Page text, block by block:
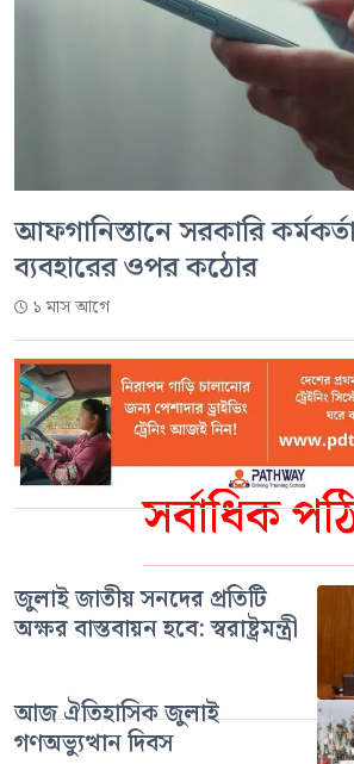
সর্বাধিক
জুলাই জাতীয় সনদের প্রতিটি
অক্ষর বাস্তবায়ন হবে: স্বরাষ্ট্রমন্ত্রী
আজ ঐতিহাসিক জুলাই
গণঅভ্যুত্থান দিবস
আফগানিস্তানে সরকারি
ব্যবহারের ওপর কঠোর
১ মাস আগে